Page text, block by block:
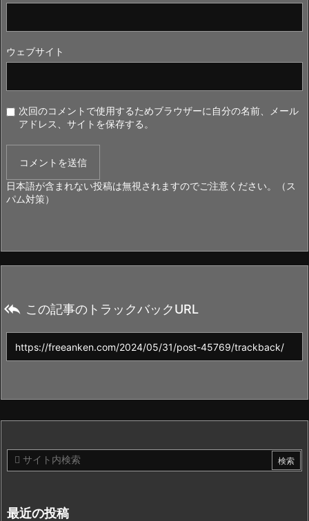
ウェブサイト
次回のコメントで使用するためブラウザーに自分の名前、メール
アドレス、サイトを保存する。
日本語が含まれない投稿は無視されますのでご注意ください。（ス
パム対策）
 この記事のトラックバックURL
最近の投稿